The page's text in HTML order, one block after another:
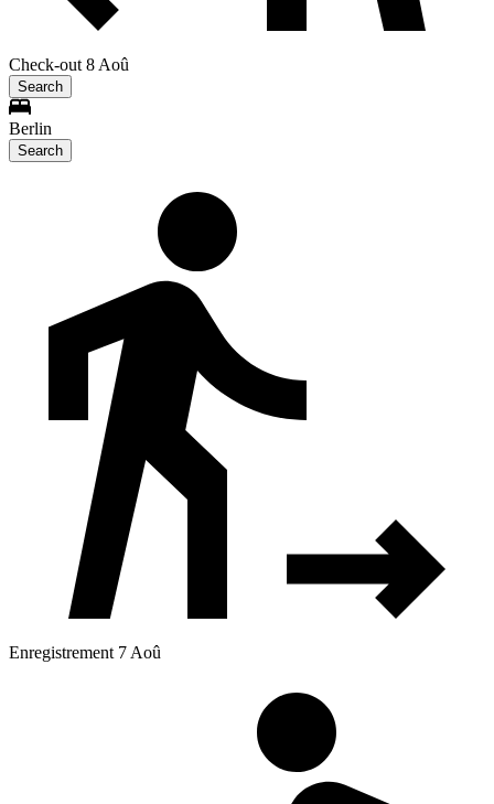
Check-out 8 Aoû
Search
Berlin
Search
Enregistrement 7 Aoû